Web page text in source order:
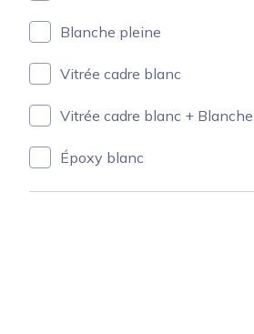
Blanche pleine
Vitrée cadre blanc
Vitrée cadre blanc + Blanche
Époxy blanc